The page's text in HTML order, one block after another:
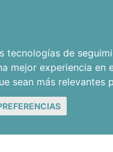
de
mejor experiencia en
sean más relevantes